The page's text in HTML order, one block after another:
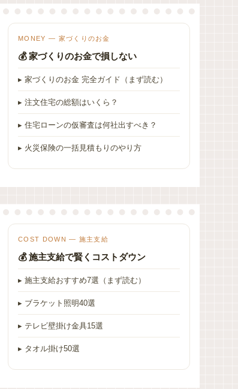
MONEY — 家づくりのお金
💰 家づくりのお金で損しない
▸ 家づくりのお金 完全ガイド（まず読む）
▸ 注文住宅の総額はいくら？
▸ 住宅ローンの仮審査は何社出すべき？
▸ 火災保険の一括見積もりのやり方
COST DOWN — 施主支給
💰 施主支給で賢くコストダウン
▸ 施主支給おすすめ7選（まず読む）
▸ ブラケット照明40選
▸ テレビ壁掛け金具15選
▸ タオル掛け50選